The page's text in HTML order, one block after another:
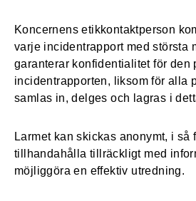
Koncernens etikkontaktperson
varje incidentrapport med största
garanterar konfidentialitet för den
incidentrapporten, liksom för alla
samlas in, delges och lagras i
Larmet kan skickas anonymt, i
tillhandahålla tillräckligt med
möjliggöra en effektiv utredning.